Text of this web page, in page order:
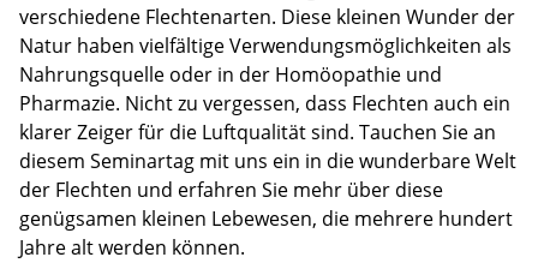
verschiedene Flechtenarten. Diese kleinen Wunder der
Natur haben vielfältige Verwendungsmöglichkeiten als
Nahrungsquelle oder in der Homöopathie und
Pharmazie. Nicht zu vergessen, dass Flechten auch ein
klarer Zeiger für die Luftqualität sind. Tauchen Sie an
diesem Seminartag mit uns ein in die wunderbare Welt
der Flechten und erfahren Sie mehr über diese
genügsamen kleinen Lebewesen, die mehrere hundert
Jahre alt werden können.